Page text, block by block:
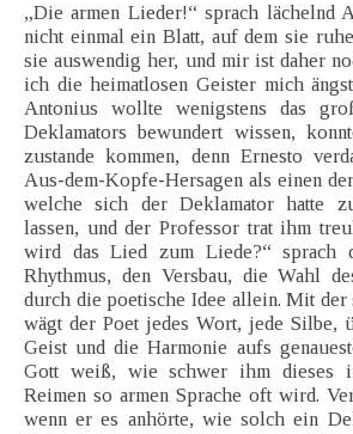
„Die armen Lieder!“ sprach lächelnd
nicht einmal ein Blatt, auf dem sie
sie auswendig her, und mir ist daher
ich die heimatlosen Geister mich
Antonius wollte wenigstens das
Deklamators bewundert wissen,
zustande kommen, denn Ernesto
Aus-dem-Kopfe-Hersagen als einen
welche sich der Deklamator hatte
lassen, und der Professor trat ihm
wird das Lied zum Liede?“ sprach
Rhythmus, den Versbau, die Wahl
durch die poetische Idee allein. Mit der
wägt der Poet jedes Wort, jede Silbe,
Geist und die Harmonie aufs
Gott weiß, wie schwer ihm dieses
Reimen so armen Sprache oft wird.
wenn er es anhörte, wie solch ein